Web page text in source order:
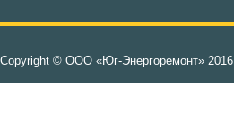
Copyright © ООО «Юг-Энергоремонт» 2016